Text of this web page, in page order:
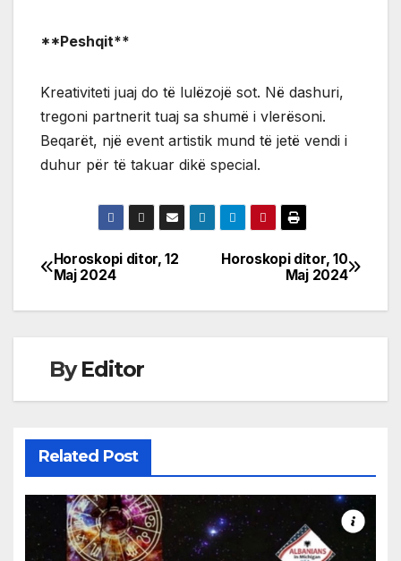
**Peshqit**
Kreativiteti juaj do të lulëzojë sot. Në dashuri,
tregoni partnerit tuaj sa shumë i vlerësoni.
Beqarët, një event artistik mund të jetë vendi i
duhur për të takuar dikë special.
Post
navigation
Horoskopi ditor, 10
Maj 2024
Horoskopi ditor, 12
Maj 2024
ByEditor
Related Post